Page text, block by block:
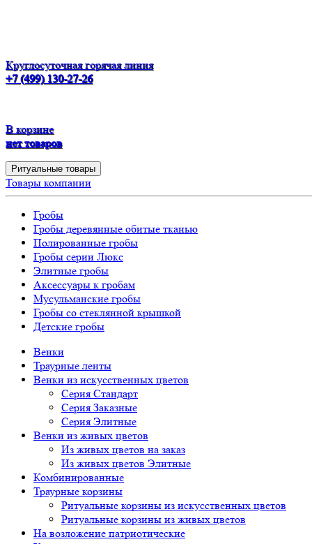
Круглосуточная горячая линия
+7 (499) 130-27-26
В корзине
нет товаров
Ритуальные товары
Товары компании
Гробы
Гробы деревянные обитые тканью
Полированные гробы
Гробы серии Люкс
Элитные гробы
Аксессуары к гробам
Мусульманские гробы
Гробы со стеклянной крышкой
Детские гробы
Венки
Траурные ленты
Венки из искусственных цветов
Серия Стандарт
Серия Заказные
Серия Элитные
Венки из живых цветов
Из живых цветов на заказ
Из живых цветов Элитные
Комбинированные
Траурные корзины
Ритуальные корзины из искусственных цветов
Ритуальные корзины из живых цветов
На возложение патриотические